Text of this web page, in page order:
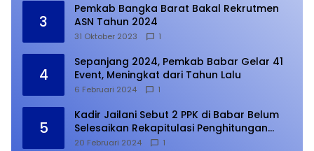
3
Pemkab Bangka Barat Bakal Rekrutmen
ASN Tahun 2024
31 Oktober 2023 1
4
Sepanjang 2024, Pemkab Babar Gelar 41
Event, Meningkat dari Tahun Lalu
6 Februari 2024 1
5
Kadir Jailani Sebut 2 PPK di Babar Belum
Selesaikan Rekapitulasi Penghitungan
Suara
20 Februari 2024 1